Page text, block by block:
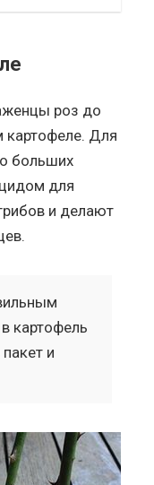
роз до
картофеле. Для
больших
для
и делают
картофель
и